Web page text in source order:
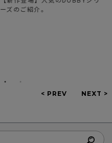
ーズのご紹介。